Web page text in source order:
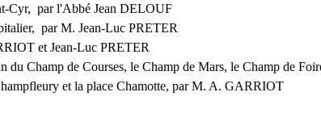
Cyr, par l'Abbé Jean DELOUF
par M. Jean-Luc PRETER
et Jean-Luc PRETER
Champ de Courses, le Champ de Mars, le Champ de
et la place Chamotte, par M. A. GARRIOT